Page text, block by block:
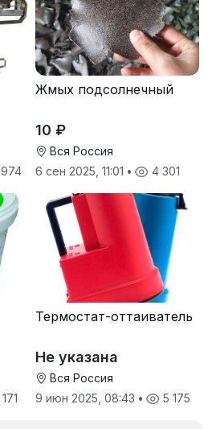
Жмых подсолнечный
10 ₽
Вся Россия
6 сен 2025, 11:01 • 4 301
Термостат-оттаиватель
Не указана
Вся Россия
9 июн 2025, 08:43 • 5 175